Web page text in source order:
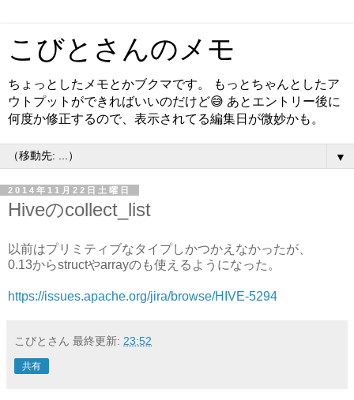
こびとさんのメモ
ちょっとしたメモとかブクマです。 もっとちゃんとしたア
ウトプットができればいいのだけど😅 あとエントリー後に
何度か修正するので、表示されてる編集日が微妙かも。
▼
2014年11月22日土曜日
Hiveのcollect_list
以前はプリミティブなタイプしかつかえなかったが、
0.13からstructやarrayのも使えるようになった。
https://issues.apache.org/jira/browse/HIVE-5294
こびとさん 最終更新: 23:52
共有